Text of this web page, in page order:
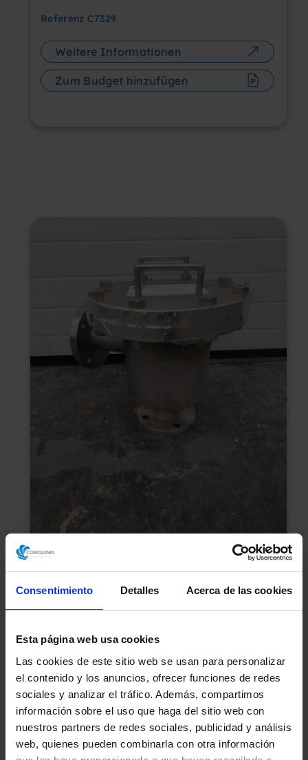
Consentimiento Detalles Acerca de las cookies
Esta página web usa cookies
Las cookies de este sitio web se usan para personalizar
el contenido y los anuncios, ofrecer funciones de redes
sociales y analizar el tráfico. Además, compartimos
información sobre el uso que haga del sitio web con
nuestros partners de redes sociales, publicidad y análisis
web, quienes pueden combinarla con otra información
Referenz C7329
Weitere Informationen
Zum Budget hinzufügen
KARTUSCHEN-LUFTFILTER AUS EDELSTAHL
Weitere Informationen
Zum Budget hinzufügen